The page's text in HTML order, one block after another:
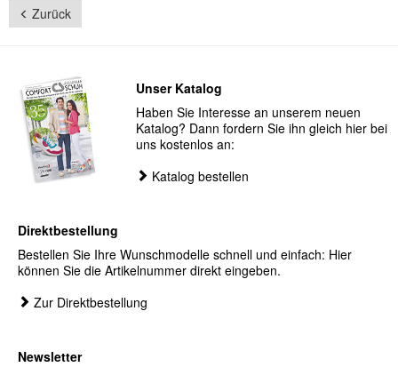
Zurück
Unser Katalog
Haben Sie Interesse an unserem neuen
Katalog? Dann fordern Sie ihn gleich hier bei
uns kostenlos an:
Katalog bestellen
Direktbestellung
Bestellen Sie Ihre Wunschmodelle schnell und einfach: Hier
können Sie die Artikelnummer direkt eingeben.
Zur Direktbestellung
Newsletter